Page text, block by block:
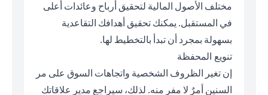
مختلف الأصول المالية لتحقيق أرباح وعائدات أعلى
في المستقبل. يمكنك تحقيق أهدافك التقاعدية
بسهولة بمجرد أن تبدأ بالتخطيط لها.
تنويع المحفظة
إن تغير الظروف الشخصية واتجاهات السوق على مر
السنين أمرٌ لا مفر منه. لذلك، سيراجع مدير علاقاتك